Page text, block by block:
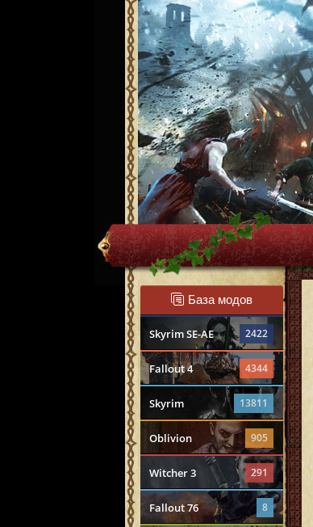
База модов
Skyrim SE-AE 2422
Fallout 4 4344
Skyrim 13811
Oblivion 905
Witcher 3 291
Fallout 76 8